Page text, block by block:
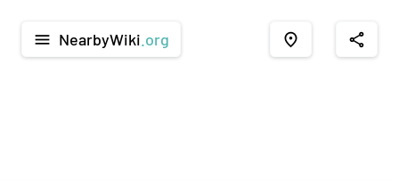
menu NearbyWiki .org place share